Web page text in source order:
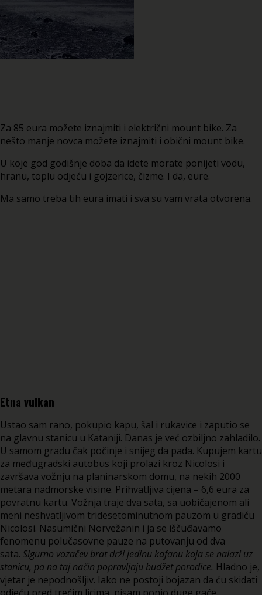
Za 85 eura možete iznajmiti i električni mount bike. Za
nešto manje novca možete iznajmiti i obični mount bike.
U koje god godišnje doba da idete morate ponijeti vodu,
hranu, toplu odjeću i gojzerice, čizme. I da, eure.
Ma samo treba tih eura imati i sva su vam vrata otvorena.
Etna vulkan
Ustao sam rano, pokupio kapu, šal i rukavice i zaputio se
na glavnu stanicu u Kataniji. Danas je već ozbiljno zahladilo.
U samom gradu čak počinje i snijeg da pada. Kupujem kartu
za međugradski autobus koji prolazi kroz Nicolosi i
završava vožnju na planinarskom domu, na nekih 2000
metara nadmorske visine. Prihvatljiva cijena – 6,6 eura za
povratnu kartu. Vožnja traje dva sata, sa uobičajenom ali
meni neshvatljivom tridesetominutnom pauzom u gradiću
Nicolosi. Nasumični Norvežanin i ja se iščuđavamo
fenomenu polučasovne pauze na putovanju od dva
sata. Sigurno vozačev brat drži jedinu kafanu koja se nalazi uz
stanicu, pa na taj način popravljaju budžet porodice. Hladno je,
vjetar je nepodnošljiv. Iako ne postoji bojazan da ću skidati